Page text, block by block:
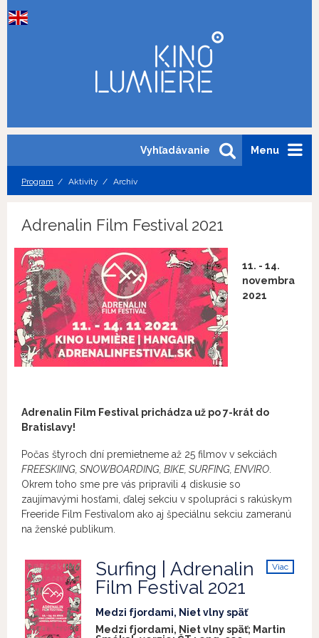
Menu
Vyhľadávanie
Program Aktivity Archív
Adrenalin Film Festival 2021
11. - 14.
novembra
2021
Adrenalin Film Festival prichádza už po 7-krát do
Bratislavy!
Počas štyroch dní premietneme až 25 filmov v sekciách
FREESKIING, SNOWBOARDING, BIKE, SURFING, ENVIRO
Okrem toho sme pre vás pripravili 4 diskusie so
zaujímavými hosťami, ďalej sekciu v spolupráci s rakúskym
Freeride Film Festivalom ako aj špeciálnu sekciu zameranú
na ženské publikum.
Viac
Surfing | Adrenalin
Film Festival 2021
Medzi fjordami, Niet vlny späť
Medzi fjordami, Niet vlny späť; Martin